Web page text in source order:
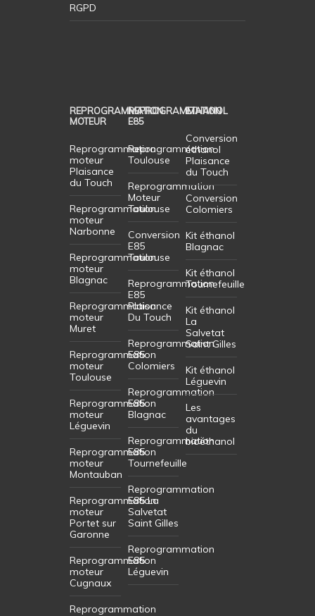
RGPD
REPROGRAMMATION
MOTEUR
Reprogrammation
moteur
Plaisance
du Touch
Reprogrammation
moteur
Narbonne
Reprogrammation
moteur
Blagnac
Reprogrammation
moteur
Muret
Reprogrammation
moteur
Toulouse
Reprogrammation
moteur
Léguevin
Reprogrammation
moteur
Montauban
Reprogrammation
moteur
Portet sur
Garonne
Reprogrammation
moteur
Cugnaux
Reprogrammation
REPROGRAMMATION
E85
Reprogrammation
Toulouse
Reprogrammation
Moteur
Toulouse
Conversion
E85
Toulouse
Reprogrammation
E85
Plaisance
Du Touch
Reprogrammation
E85
Colomiers
Reprogrammation
E85
Blagnac
Reprogrammation
E85
Tournefeuille
Reprogrammation
E85 La
Salvetat
Saint Gilles
Reprogrammation
E85
Léguevin
ETHANOL
Conversion
éthanol
Plaisance
du Touch
Conversion
Colomiers
Kit éthanol
Blagnac
Kit éthanol
Tournefeuille
Kit éthanol
La
Salvetat
Saint Gilles
Kit éthanol
Léguevin
Les
avantages
du
bioéthanol